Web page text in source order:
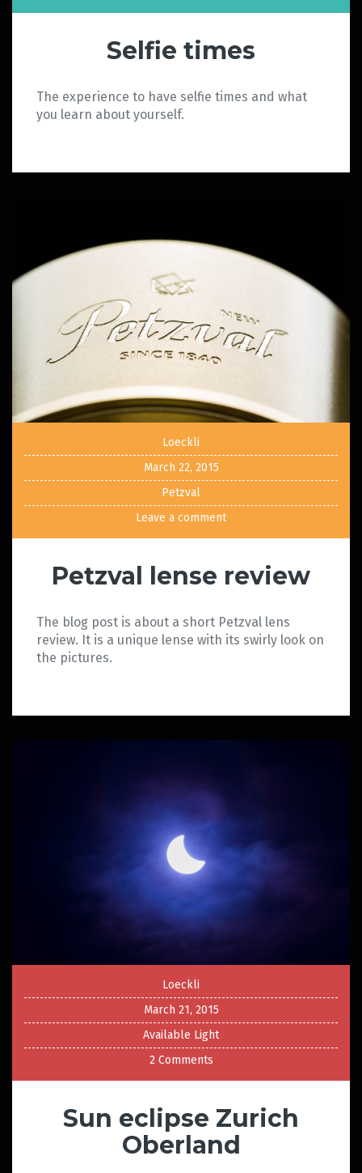
Selfie times
The experience to have selfie times and what
you learn about yourself.
Loeckli
March 22, 2015
Petzval
Leave a comment
Petzval lense review
The blog post is about a short Petzval lens
review. It is a unique lense with its swirly look on
the pictures.
Loeckli
March 21, 2015
Available Light
2 Comments
Sun eclipse Zurich
Oberland